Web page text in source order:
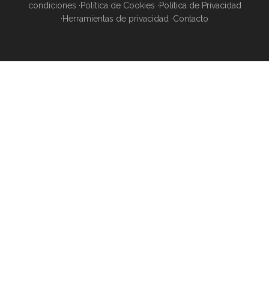
condiciones ·Política de Cookies ·Política de Privacidad
·Herramientas de privacidad ·Contacto